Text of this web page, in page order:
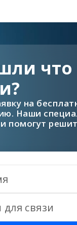
что
на
Наши
помогут